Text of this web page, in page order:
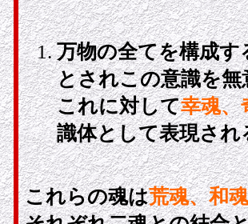
万物の全てを構成す
とされこの意識を
これに対して幸魂、
識体として表現され
これらの魂は荒魂、和魂